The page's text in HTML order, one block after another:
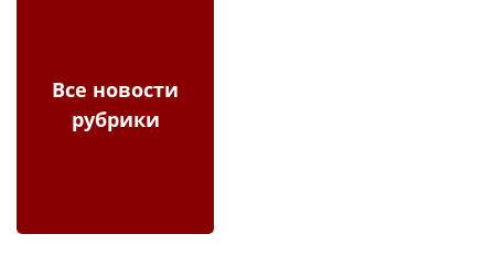
Все новости
рубрики